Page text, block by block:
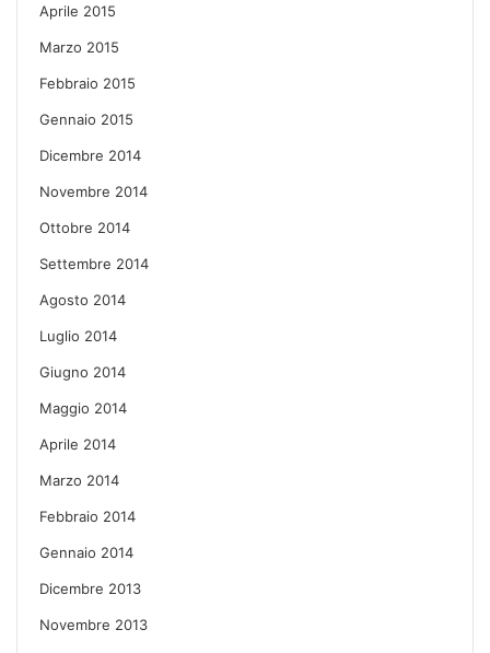
Aprile 2015
Marzo 2015
Febbraio 2015
Gennaio 2015
Dicembre 2014
Novembre 2014
Ottobre 2014
Settembre 2014
Agosto 2014
Luglio 2014
Giugno 2014
Maggio 2014
Aprile 2014
Marzo 2014
Febbraio 2014
Gennaio 2014
Dicembre 2013
Novembre 2013